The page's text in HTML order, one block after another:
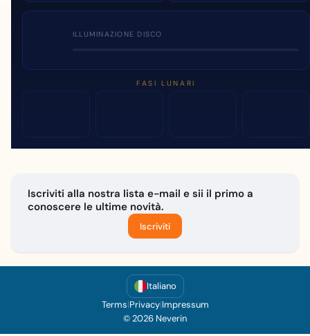
ILLUMINAZIONE DISCO
FASI LUNARI
Iscriviti alla nostra lista e-mail e sii il primo a
conoscere le ultime novità.
Iscriviti
Italiano
Terms|Privacy|Impressum
© 2026 Neverin